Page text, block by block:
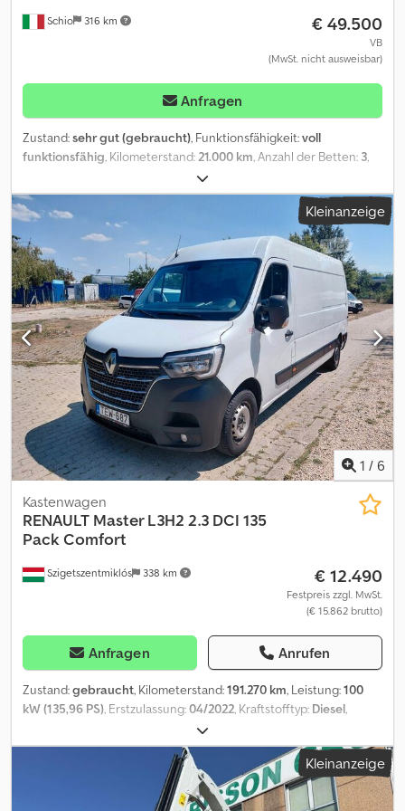
Schio 316 km € 49.500
VB
(MwSt. nicht ausweisbar)
Anfragen
Zustand:sehr gut (gebraucht), Funktionsfähigkeit:voll
funktionsfähig, Kilometerstand:21.000 km, Anzahl der Betten: 3,
, Getriebetyp:mechanisch
Euro6, Anzahl der Vorbesitzer:1, Ausstattung:ABS, Airbag,
Elektronisches Stabilitätsprogramm (ESP)
, Reines Wohnmobil
mit Markise und Anhängerkupplung. Crodpfozrwx Ssx Anqof
Einwandfreier Zustand, wie neu.
Kleinanzeige
1 / 6
Szigetszentmiklós 338 km
Kastenwagen
RENAULT Master L3H2 2.3 DCI 135
Pack Comfort
€ 12.490
Festpreis zzgl. MwSt.
(€ 15.862 brutto)
Anfragen Anrufen
Zustand:gebraucht, Kilometerstand:191.270 km, Leistung:100
kW (135,96 PS), Erstzulassung:04/2022, Kraftstofftyp: Diesel,
, nächste Prüfung (TÜV):
Weiß, Getriebetyp:mechanisch, Emissionsklasse:Euro6, Anzahl
, Laderaumlänge: 3.715 mm, Laderaumbreite:1.765
1.917 mm , Baujahr:2022, Ausstattung:ABS,
Elektronisches Stabilitätsprogramm (ESP), Klimaanlage,
Kleinanzeige